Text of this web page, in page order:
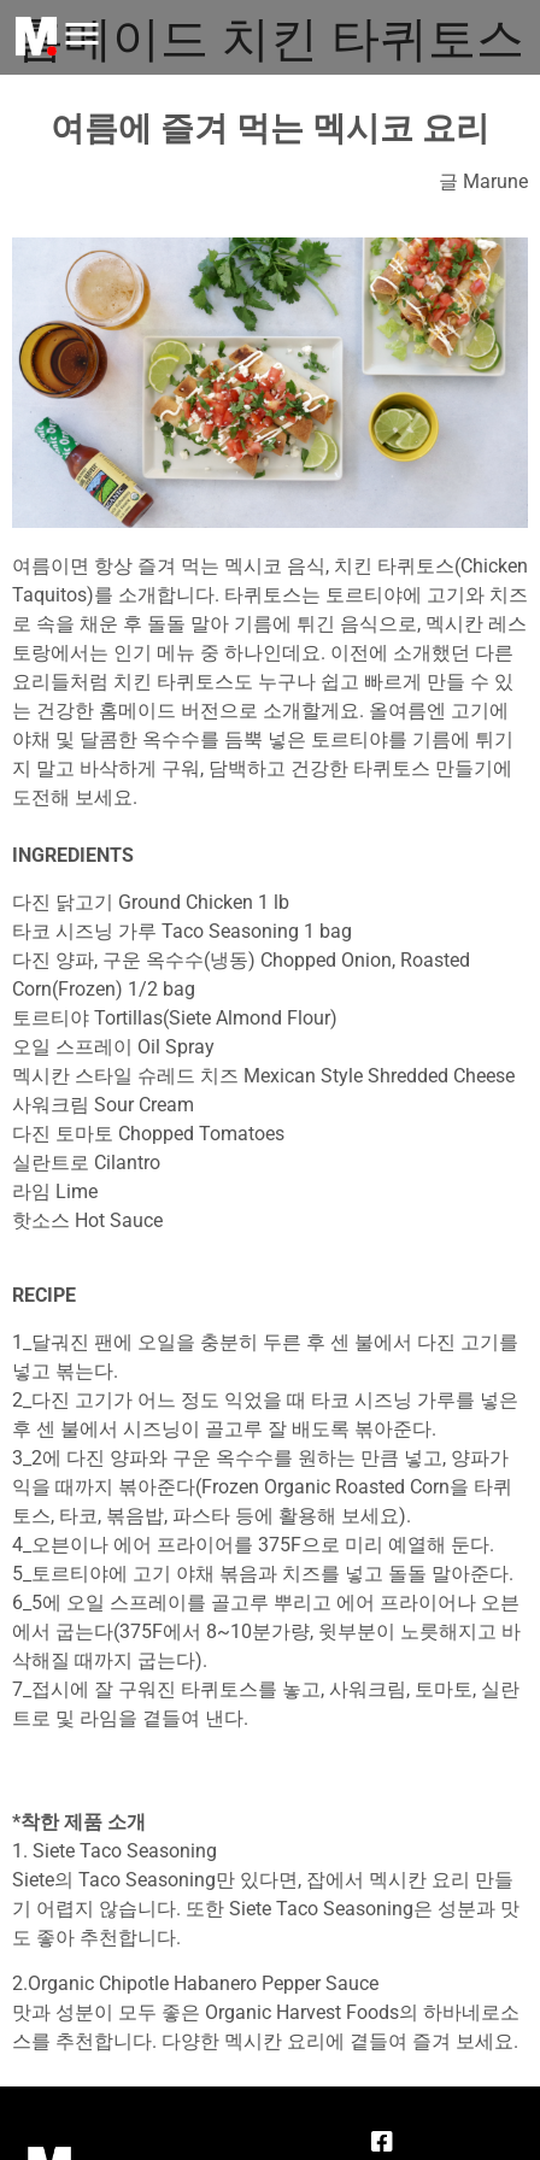
홈메이드 치킨 타퀴토스
여름에 즐겨 먹는 멕시코 요리
글 Marune
여름이면 항상 즐겨 먹는 멕시코 음식, 치킨 타퀴토스(Chicken
Taquitos)를 소개합니다. 타퀴토스는 토르티야에 고기와 치즈
로 속을 채운 후 돌돌 말아 기름에 튀긴 음식으로, 멕시칸 레스
토랑에서는 인기 메뉴 중 하나인데요. 이전에 소개했던 다른
요리들처럼 치킨 타퀴토스도 누구나 쉽고 빠르게 만들 수 있
는 건강한 홈메이드 버전으로 소개할게요. 올여름엔 고기에
야채 및 달콤한 옥수수를 듬뿍 넣은 토르티야를 기름에 튀기
지 말고 바삭하게 구워, 담백하고 건강한 타퀴토스 만들기에
도전해 보세요.
INGREDIENTS
다진 닭고기 Ground Chicken 1 lb
타코 시즈닝 가루 Taco Seasoning 1 bag
다진 양파, 구운 옥수수(냉동) Chopped Onion, Roasted
Corn(Frozen) 1/2 bag
토르티야 Tortillas(Siete Almond Flour)
오일 스프레이 Oil Spray
멕시칸 스타일 슈레드 치즈 Mexican Style Shredded Cheese
사워크림 Sour Cream
다진 토마토 Chopped Tomatoes
실란트로 Cilantro
라임 Lime
핫소스 Hot Sauce
RECIPE
1_달궈진 팬에 오일을 충분히 두른 후 센 불에서 다진 고기를
넣고 볶는다.
2_다진 고기가 어느 정도 익었을 때 타코 시즈닝 가루를 넣은
후 센 불에서 시즈닝이 골고루 잘 배도록 볶아준다.
3_2에 다진 양파와 구운 옥수수를 원하는 만큼 넣고, 양파가
익을 때까지 볶아준다(Frozen Organic Roasted Corn을 타퀴
토스, 타코, 볶음밥, 파스타 등에 활용해 보세요).
4_오븐이나 에어 프라이어를 375F으로 미리 예열해 둔다.
5_토르티야에 고기 야채 볶음과 치즈를 넣고 돌돌 말아준다.
6_5에 오일 스프레이를 골고루 뿌리고 에어 프라이어나 오븐
에서 굽는다(375F에서 8~10분가량, 윗부분이 노릇해지고 바
삭해질 때까지 굽는다).
7_접시에 잘 구워진 타퀴토스를 놓고, 사워크림, 토마토, 실란
트로 및 라임을 곁들여 낸다.
*착한 제품 소개
1. Siete Taco Seasoning
Siete의 Taco Seasoning만 있다면, 잡에서 멕시칸 요리 만들
기 어렵지 않습니다. 또한 Siete Taco Seasoning은 성분과 맛
도 좋아 추천합니다.
2.Organic Chipotle Habanero Pepper Sauce
맛과 성분이 모두 좋은 Organic Harvest Foods의 하바네로소
스를 추천합니다. 다양한 멕시칸 요리에 곁들여 즐겨 보세요.